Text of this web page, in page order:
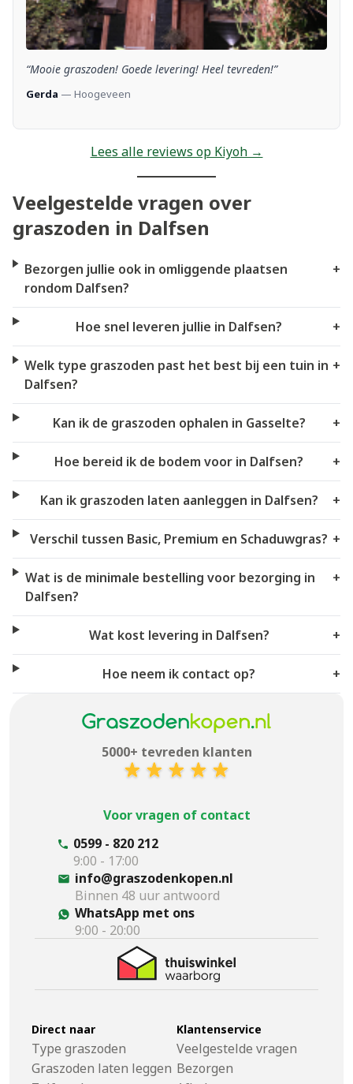
“Mooie graszoden! Goede levering! Heel tevreden!”
Gerda — Hoogeveen
Lees alle reviews op Kiyoh →
Veelgestelde vragen over
graszoden in Dalfsen
Bezorgen jullie ook in omliggende plaatsen
rondom Dalfsen?
+
Hoe snel leveren jullie in Dalfsen? +
Welk type graszoden past het best bij een tuin in
Dalfsen?
+
Kan ik de graszoden ophalen in Gasselte? +
Hoe bereid ik de bodem voor in Dalfsen? +
Kan ik graszoden laten aanleggen in Dalfsen? +
Verschil tussen Basic, Premium en Schaduwgras? +
Wat is de minimale bestelling voor bezorging in
Dalfsen?
+
Wat kost levering in Dalfsen? +
Hoe neem ik contact op? +
5000+ tevreden klanten
Voor vragen of contact
0599 - 820 212
9:00 - 17:00
info@graszodenkopen.nl
Binnen 48 uur antwoord
WhatsApp met ons
9:00 - 20:00
Direct naar
Type graszoden
Graszoden laten leggen
Klantenservice
Veelgestelde vragen
Bezorgen